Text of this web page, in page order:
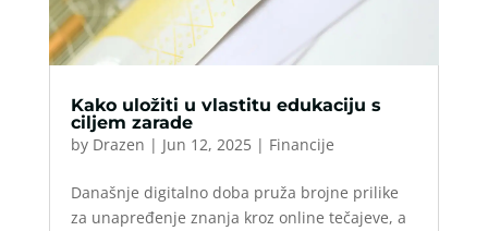
Kako uložiti u vlastitu edukaciju s
ciljem zarade
by Drazen | Jun 12, 2025| Financije
Današnje digitalno doba pruža brojne prilike
za unapređenje znanja kroz online tečajeve, a